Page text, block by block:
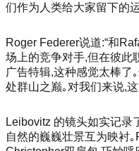
们作为人类给大家留下的
Roger Federer说道:“和
场上的竞争对手,但在彼此
广告特辑,这种感觉太棒了
处群山之巅｡对我们来说,
Leibovitz 的镜头如实记录
自然的巍巍壮景互为映衬